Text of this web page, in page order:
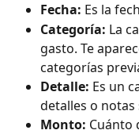
Fecha: Es la
Categoría: La
gasto. Te
categorías
Detalle: Es un
detalles o
Monto: Cuánto